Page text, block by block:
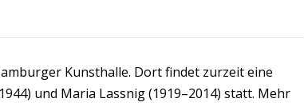
Kunsthalle. Dort findet zurzeit eine
und Maria Lassnig (1919–2014) statt. Mehr